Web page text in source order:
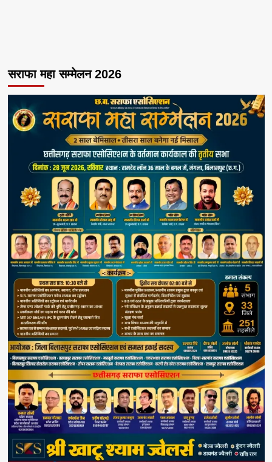
सराफा महा सम्मेलन 2026